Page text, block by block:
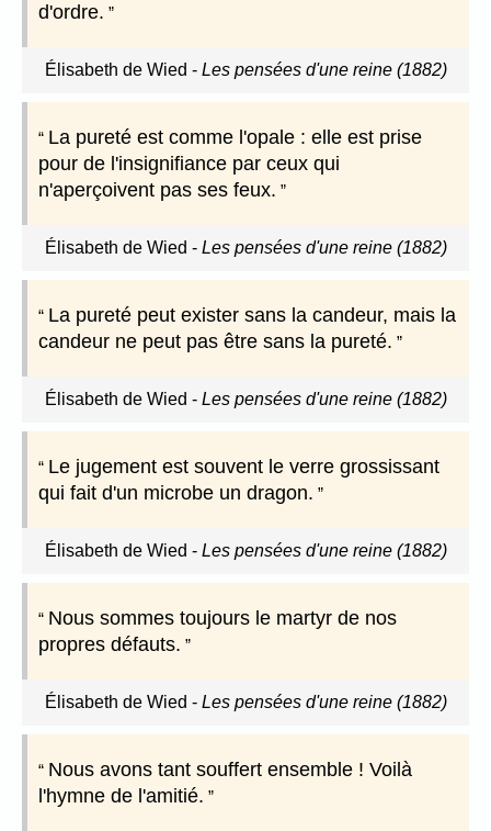
d'ordre.
Élisabeth de Wied - Les pensées d'une reine (1882)
La pureté est comme l'opale : elle est prise
pour de l'insignifiance par ceux qui
n'aperçoivent pas ses feux.
Élisabeth de Wied - Les pensées d'une reine (1882)
La pureté peut exister sans la candeur, mais la
candeur ne peut pas être sans la pureté.
Élisabeth de Wied - Les pensées d'une reine (1882)
Le jugement est souvent le verre grossissant
qui fait d'un microbe un dragon.
Élisabeth de Wied - Les pensées d'une reine (1882)
Nous sommes toujours le martyr de nos
propres défauts.
Élisabeth de Wied - Les pensées d'une reine (1882)
Nous avons tant souffert ensemble ! Voilà
l'hymne de l'amitié.